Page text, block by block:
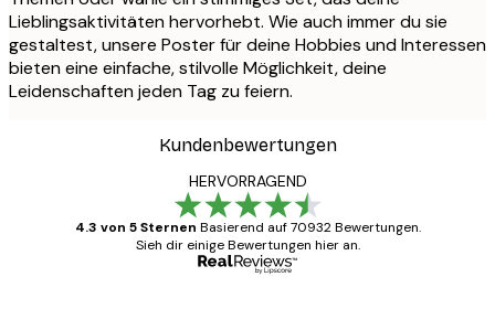
Lieblingsaktivitäten hervorhebt. Wie auch immer du sie
gestaltest, unsere Poster für deine Hobbies und Interessen
bieten eine einfache, stilvolle Möglichkeit, deine
Leidenschaften jeden Tag zu feiern.
Kundenbewertungen
HERVORRAGEND
4.3 von 5 Sternen Basierend auf 70932 Bewertungen.
Sieh dir einige Bewertungen hier an.